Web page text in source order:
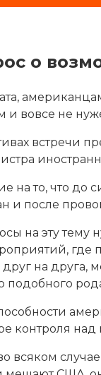
о
вовсе не
встречи
на то, что до
и после
на эту
где
на друга,
подобного
контроля